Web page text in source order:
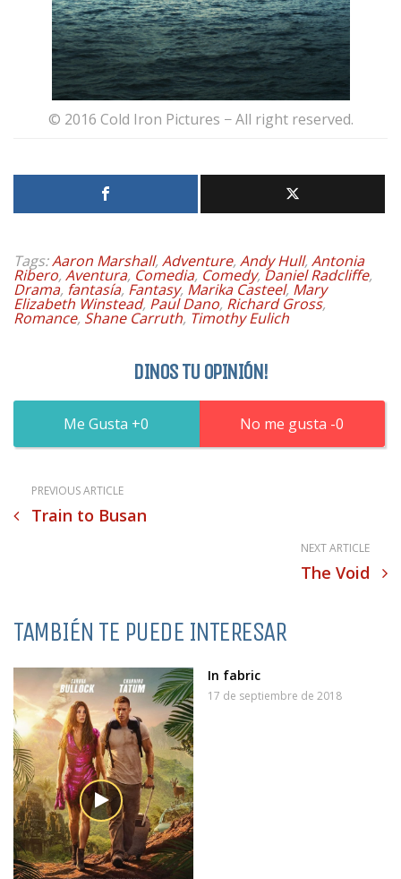
© 2016 Cold Iron Pictures − All right reserved.
Tags:Aaron Marshall, Adventure, Andy Hull, Antonia
Ribero, Aventura, Comedia, Comedy, Daniel Radcliffe,
Drama, fantasía, Fantasy, Marika Casteel, Mary
Elizabeth Winstead, Paul Dano, Richard Gross,
Romance, Shane Carruth, Timothy Eulich
DINOS TU OPINIÓN!
0 0
PREVIOUS ARTICLE
Train to Busan
NEXT ARTICLE
The Void
TAMBIÉN TE PUEDE INTERESAR
In fabric
17 de septiembre de 2018